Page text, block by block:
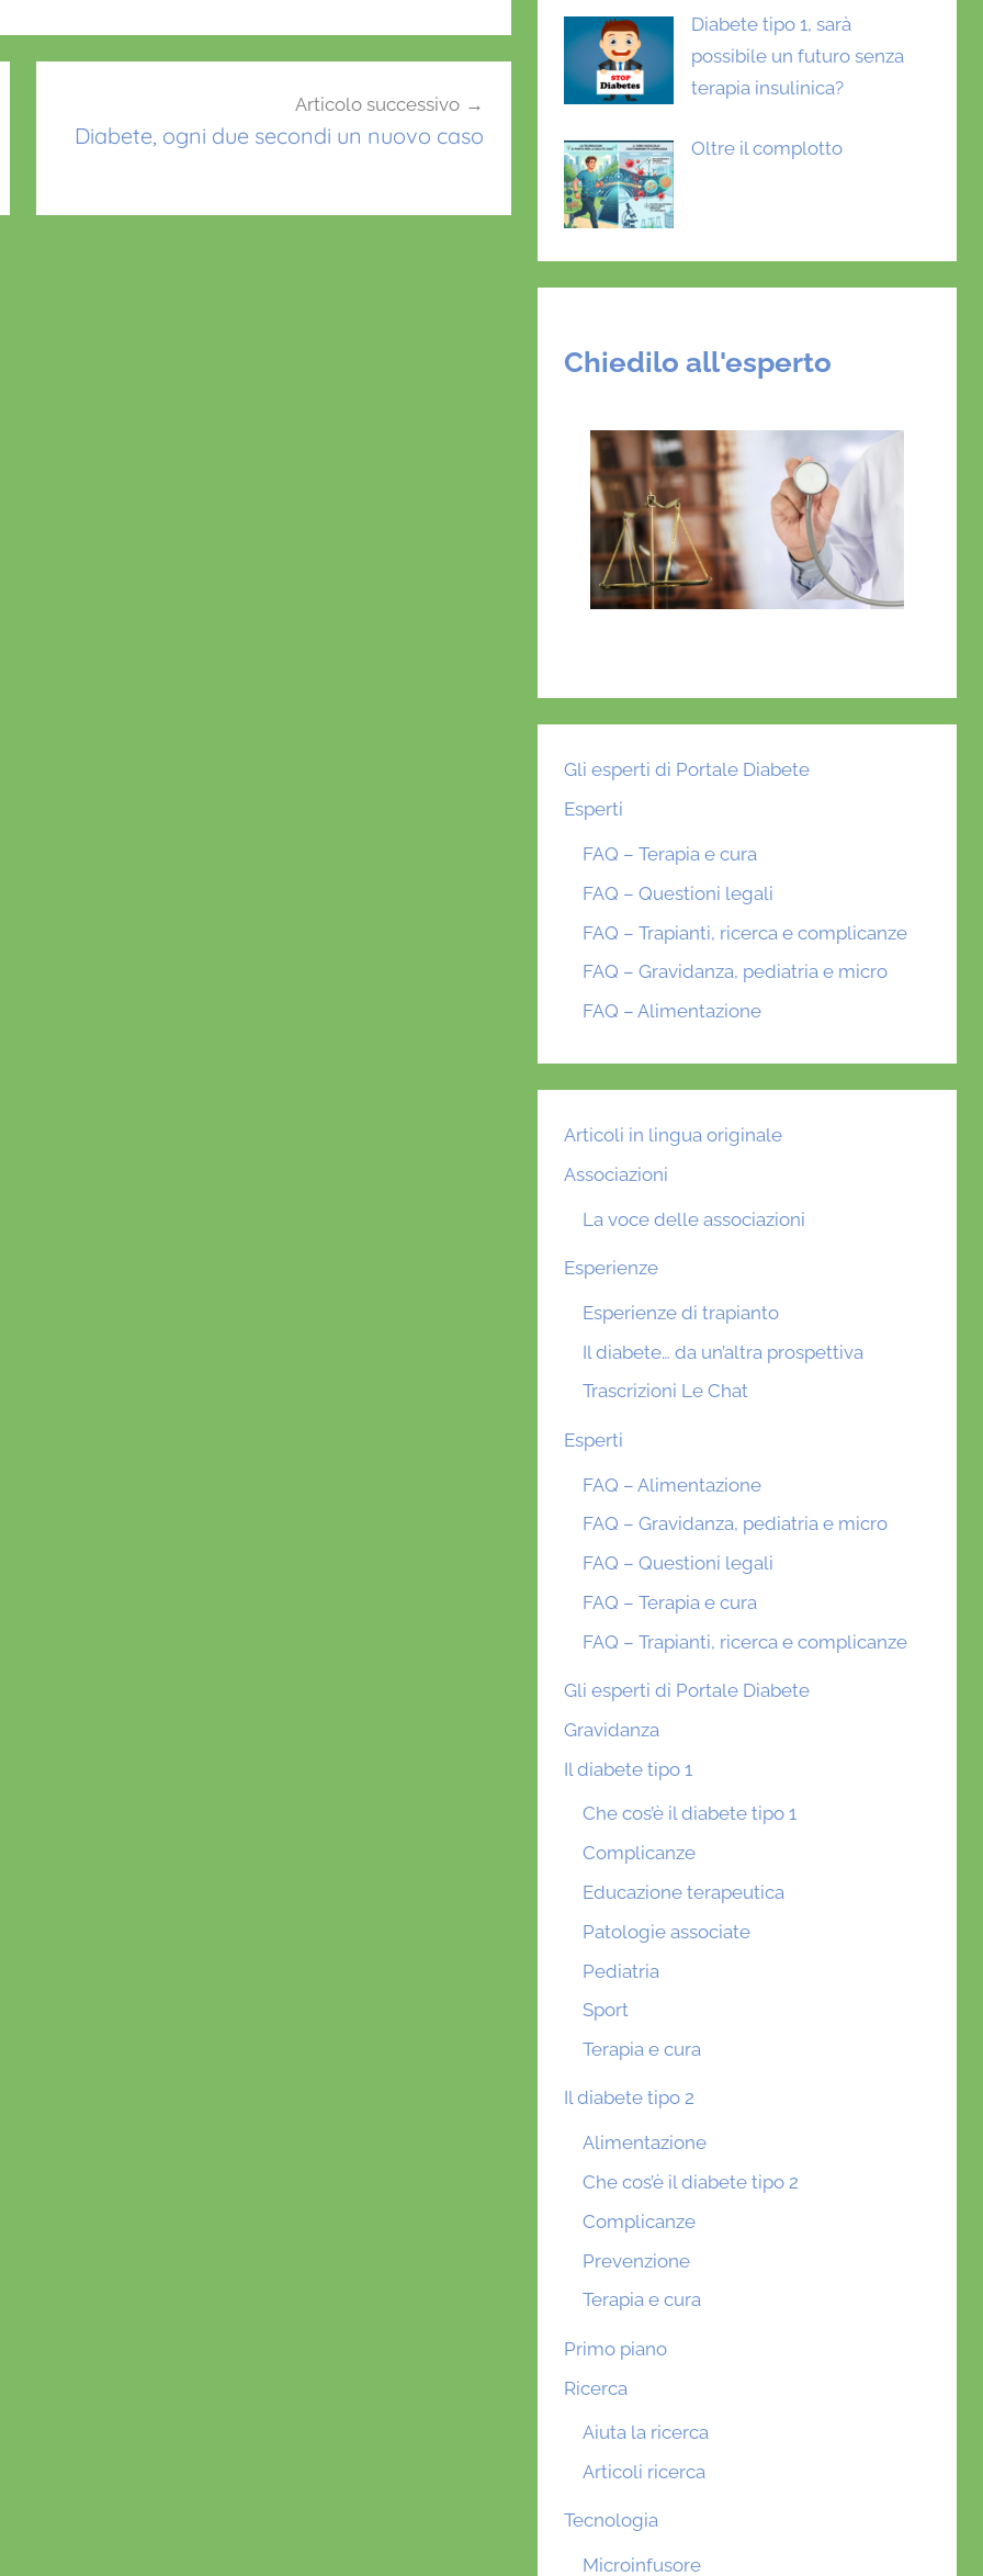
Articolo successivo
Diabete, ogni due secondi un nuovo caso
Diabete tipo 1, sarà
possibile un futuro senza
terapia insulinica?
Oltre il complotto
Chiedilo all'esperto
Gli esperti di Portale Diabete
Esperti
FAQ – Terapia e cura
FAQ – Questioni legali
FAQ – Trapianti, ricerca e complicanze
FAQ – Gravidanza, pediatria e micro
FAQ – Alimentazione
Articoli in lingua originale
Associazioni
La voce delle associazioni
Esperienze
Esperienze di trapianto
Il diabete… da un’altra prospettiva
Trascrizioni Le Chat
Esperti
FAQ – Alimentazione
FAQ – Gravidanza, pediatria e micro
FAQ – Questioni legali
FAQ – Terapia e cura
FAQ – Trapianti, ricerca e complicanze
Gli esperti di Portale Diabete
Gravidanza
Il diabete tipo 1
Che cos’è il diabete tipo 1
Complicanze
Educazione terapeutica
Patologie associate
Pediatria
Sport
Terapia e cura
Il diabete tipo 2
Alimentazione
Che cos’è il diabete tipo 2
Complicanze
Prevenzione
Terapia e cura
Primo piano
Ricerca
Aiuta la ricerca
Articoli ricerca
Tecnologia
Microinfusore